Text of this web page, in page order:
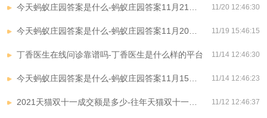
11/20 12:46:30
11/19 15:46:15
丁香医生在线问诊靠谱吗-丁香医生是什么样的平台 11/14 12:46:30
11/14 12:46:23
11/12 12:46:37